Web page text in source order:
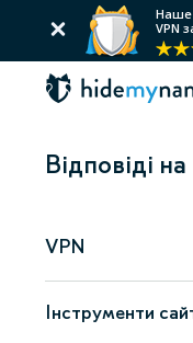
Наше
VPN
Відповіді
VPN
Інструменти